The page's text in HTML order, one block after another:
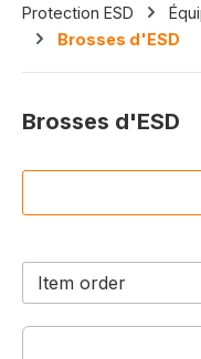
Protection ESD
Brosses d'ESD
Brosses d'ESD